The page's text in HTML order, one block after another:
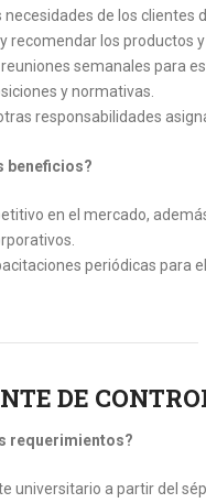
necesidades de los clientes
recomendar los productos y
semanales para
y normativas.
responsabilidades
beneficios?
en el mercado,
periódicas para
DE
requerimientos?
universitario a partir del